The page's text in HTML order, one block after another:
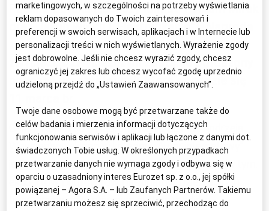
Paulina Górska („Lepszy Klimat”), Adam Mirek
oraz Jakub Wiech („Elektryfikacja”). Nagroda
zostanie wręczona po raz czwarty, a
zwycięzca/zwyciężczyni zostanie ogłoszony
podczas uroczystej gali, która odbędzie się
Celem Konkursu o Nagrodę Radia ZET im. Andrzeja
Woyciechowskiego w kategorii „Autor internetowy”
jest wyróżnianie autorów treści internetowych (w tym:
ekspertów, publicystów, pasjonatów, dziennikarzy)
tworzących poza głównym nurtem mediów –
marketingowych, w szczególności na potrzeby wyświetlania
reklam dopasowanych do Twoich zainteresowań i
preferencji w swoich serwisach, aplikacjach i w Internecie lub
personalizacji treści w nich wyświetlanych. Wyrażenie zgody
jest dobrowolne. Jeśli nie chcesz wyrazić zgody, chcesz
ograniczyć jej zakres lub chcesz wycofać zgodę uprzednio
udzieloną przejdź do „Ustawień Zaawansowanych”.
Twoje dane osobowe mogą być przetwarzane także do
celów badania i mierzenia informacji dotyczących
funkcjonowania serwisów i aplikacji lub łączone z danymi dot.
świadczonych Tobie usług. W określonych przypadkach
przetwarzanie danych nie wymaga zgody i odbywa się w
oparciu o uzasadniony interes Eurozet sp. z o.o., jej spółki
powiązanej – Agora S.A. – lub Zaufanych Partnerów. Takiemu
przetwarzaniu możesz się sprzeciwić, przechodząc do